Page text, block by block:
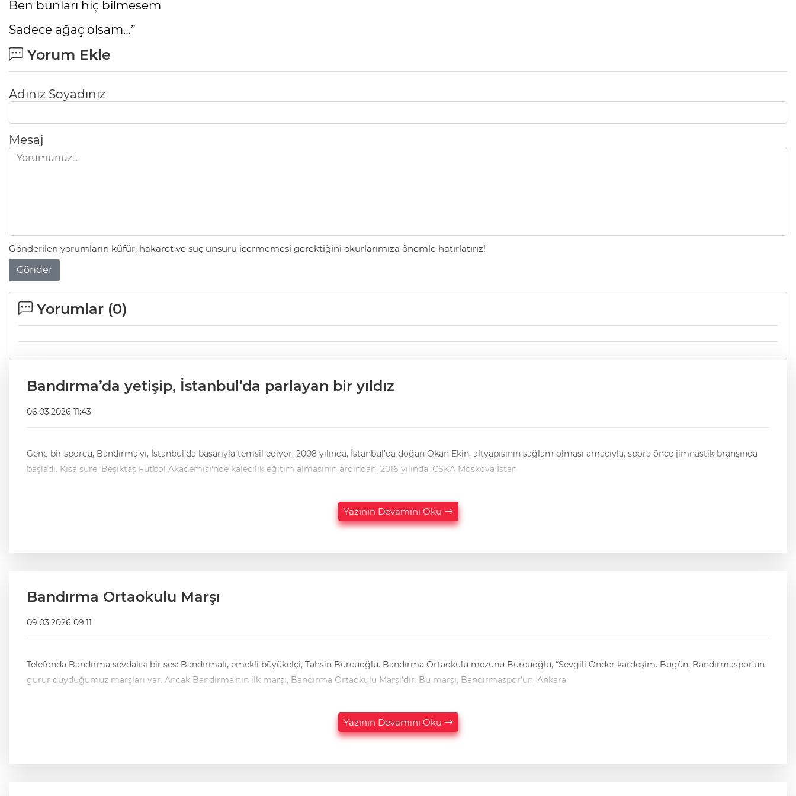
Ben bunları hiç bilmesem
Sadece ağaç olsam…”
Yorum Ekle
Adınız Soyadınız
Mesaj
Gönderilen yorumların küfür, hakaret ve suç unsuru içermemesi gerektiğini okurlarımıza önemle hatırlatırız!
Gönder
Yorumlar (0)
Bandırma’da yetişip, İstanbul’da parlayan bir yıldız
06.03.2026 11:43
Genç bir sporcu, Bandırma’yı, İstanbul’da başarıyla temsil ediyor. 2008 yılında, İstanbul’da doğan Okan Ekin, altyapısının sağlam olması amacıyla, spora önce jimnastik branşında
başladı. Kısa süre, Beşiktaş Futbol Akademisi’nde kalecilik eğitim almasının ardından, 2016 yılında, CSKA Moskova İstan
Yazının Devamını Oku
Bandırma Ortaokulu Marşı
09.03.2026 09:11
Telefonda Bandırma sevdalısı bir ses: Bandırmalı, emekli büyükelçi, Tahsin Burcuoğlu. Bandırma Ortaokulu mezunu Burcuoğlu, “Sevgili Önder kardeşim. Bugün, Bandırmaspor’un
gurur duyduğumuz marşları var. Ancak Bandırma’nın ilk marşı, Bandırma Ortaokulu Marşı’dır. Bu marşı, Bandırmaspor’un, Ankara
Yazının Devamını Oku